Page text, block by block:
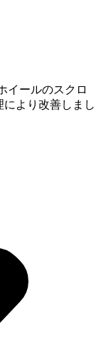
イールのスクロ
より改善しまし